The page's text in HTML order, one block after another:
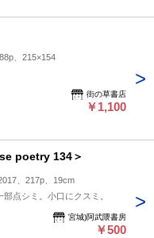
、215×154
街の草書店
￥1,100
poetry 134＞
、217p、19cm
点シミ。小口にクスミ。
宮城)阿武隈書房
￥500